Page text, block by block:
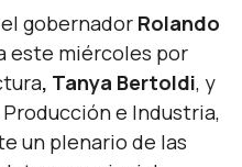
gobernador Rolando
este miércoles por
, Tanya Bertoldi, y
e Industria,
un plenario de las